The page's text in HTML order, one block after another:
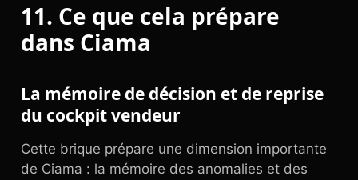
11. Ce que cela prépare
dans Ciama
La mémoire de décision et de reprise
du cockpit vendeur
Cette brique prépare une dimension importante
de Ciama : la mémoire des anomalies et des